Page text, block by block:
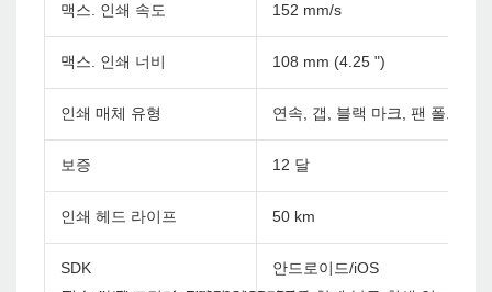
맥스. 인쇄 속도 152 mm/s
맥스. 인쇄 너비 108 mm (4.25 ")
인쇄 매체 유형 연속, 갭, 블랙 마크, 팬 폴드 및
보증 12 달
인쇄 헤드 라이프 50 km
SDK 안드로이드/iOS